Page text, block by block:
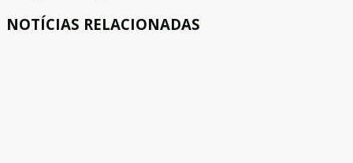
NOTÍCIAS RELACIONADAS